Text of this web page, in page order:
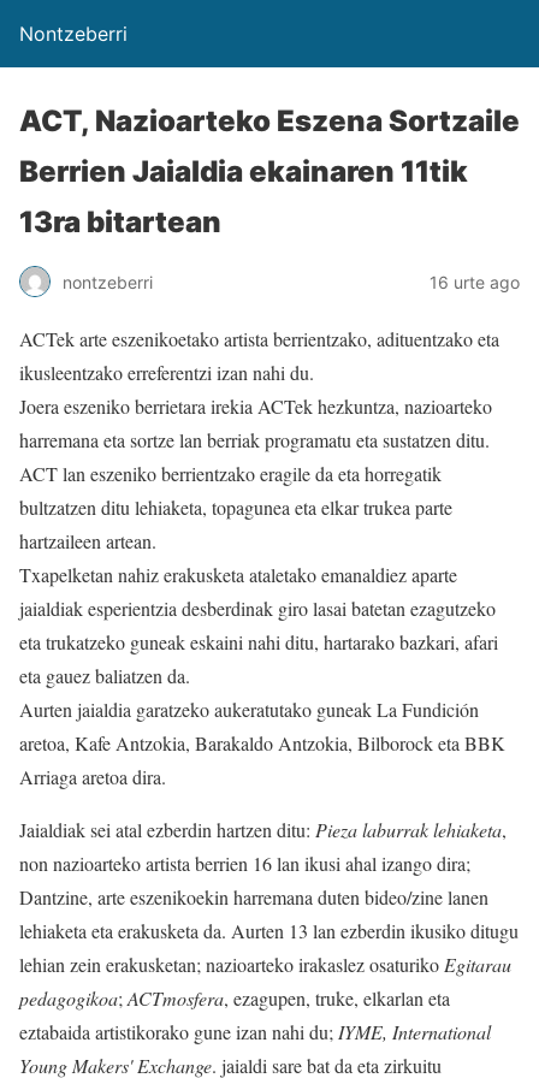
Nontzeberri
ACT, Nazioarteko Eszena Sortzaile
Berrien Jaialdia ekainaren 11tik
13ra bitartean
nontzeberri 16 urte ago
ACTek arte eszenikoetako artista berrientzako, adituentzako eta
ikusleentzako erreferentzi izan nahi du.
Joera eszeniko berrietara irekia ACTek hezkuntza, nazioarteko
harremana eta sortze lan berriak programatu eta sustatzen ditu.
ACT lan eszeniko berrientzako eragile da eta horregatik
bultzatzen ditu lehiaketa, topagunea eta elkar trukea parte
hartzaileen artean.
Txapelketan nahiz erakusketa ataletako emanaldiez aparte
jaialdiak esperientzia desberdinak giro lasai batetan ezagutzeko
eta trukatzeko guneak eskaini nahi ditu, hartarako bazkari, afari
eta gauez baliatzen da.
Aurten jaialdia garatzeko aukeratutako guneak La Fundición
aretoa, Kafe Antzokia, Barakaldo Antzokia, Bilborock eta BBK
Arriaga aretoa dira.
Jaialdiak sei atal ezberdin hartzen ditu: Pieza laburrak lehiaketa,
non nazioarteko artista berrien 16 lan ikusi ahal izango dira;
Dantzine, arte eszenikoekin harremana duten bideo/zine lanen
lehiaketa eta erakusketa da. Aurten 13 lan ezberdin ikusiko ditugu
lehian zein erakusketan; nazioarteko irakaslez osaturiko Egitarau
pedagogikoa; ACTmosfera, ezagupen, truke, elkarlan eta
eztabaida artistikorako gune izan nahi du; IYME, International
Young Makers' Exchange. jaialdi sare bat da eta zirkuitu